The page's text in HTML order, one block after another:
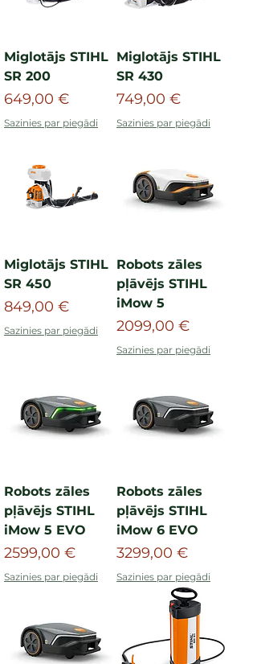
Miglotājs STIHL
SR 200
Cena
649,00 €
Sazinies par piegādi
Miglotājs STIHL
SR 430
Cena
749,00 €
Sazinies par piegādi
Miglotājs STIHL
SR 450
Cena
849,00 €
Sazinies par piegādi
Robots zāles
pļāvējs STIHL
iMow 5
Cena
2099,00 €
Sazinies par piegādi
Robots zāles
pļāvējs STIHL
iMow 5 EVO
Cena
2599,00 €
Sazinies par piegādi
Robots zāles
pļāvējs STIHL
iMow 6 EVO
Cena
3299,00 €
Sazinies par piegādi